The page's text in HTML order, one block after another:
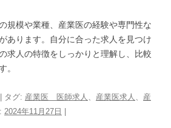
規模や業種、産業医の経験や専門性な
あります。自分に合った求人を見つけ
求人の特徴をしっかりと理解し、比較
。
| タグ: 産業医 医師求人 、 産業医求人 、 産
2024年11月27日